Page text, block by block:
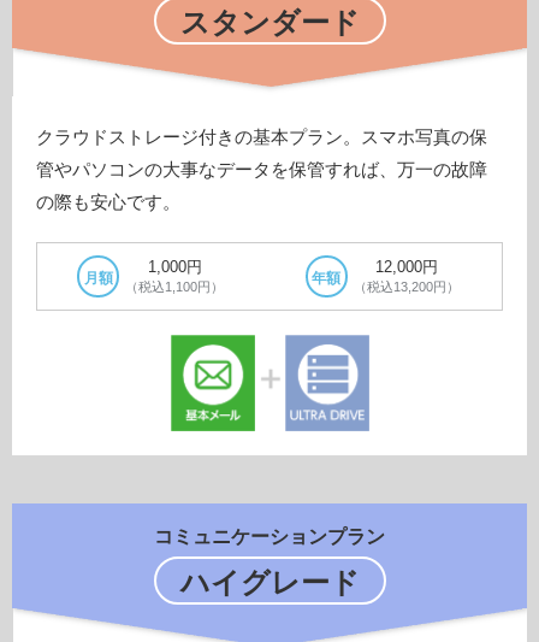
スタンダード
クラウドストレージ付きの基本プラン。スマホ写真の保
管やパソコンの大事なデータを保管すれば、万一の故障
の際も安心です。
月額
1,000円
（税込1,100円） 年額
12,000円
（税込13,200円）
コミュニケーションプラン
ハイグレード